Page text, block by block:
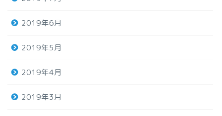
2019年6月
2019年5月
2019年4月
2019年3月